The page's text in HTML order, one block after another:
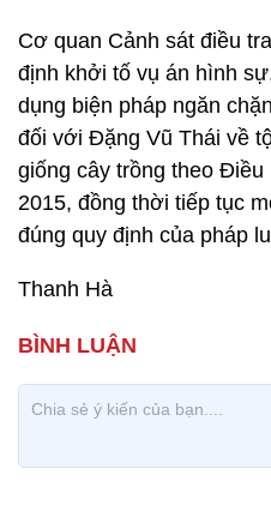
Cơ quan Cảnh sát điều
định khởi tố vụ án hình
dụng biện pháp ngăn
đối với Đặng Vũ Thái về
giống cây trồng theo
2015, đồng thời tiếp tục
đúng quy định của pháp
Thanh Hà